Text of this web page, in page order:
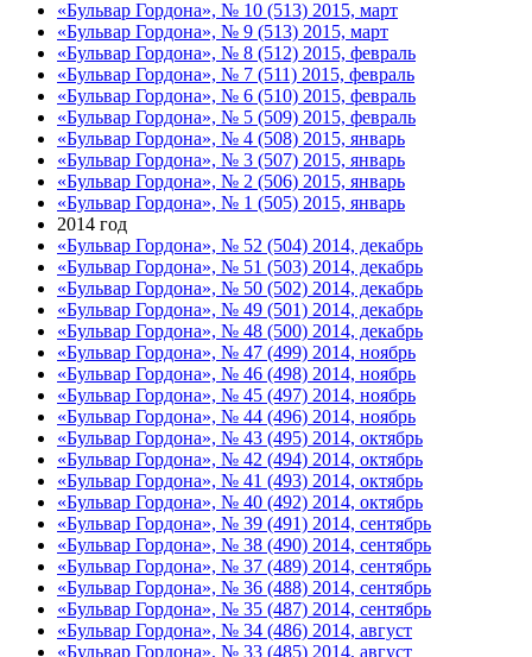
«Бульвар Гордона», № 10 (513) 2015, март
«Бульвар Гордона», № 9 (513) 2015, март
«Бульвар Гордона», № 8 (512) 2015, февраль
«Бульвар Гордона», № 7 (511) 2015, февраль
«Бульвар Гордона», № 6 (510) 2015, февраль
«Бульвар Гордона», № 5 (509) 2015, февраль
«Бульвар Гордона», № 4 (508) 2015, январь
«Бульвар Гордона», № 3 (507) 2015, январь
«Бульвар Гордона», № 2 (506) 2015, январь
«Бульвар Гордона», № 1 (505) 2015, январь
2014 год
«Бульвар Гордона», № 52 (504) 2014, декабрь
«Бульвар Гордона», № 51 (503) 2014, декабрь
«Бульвар Гордона», № 50 (502) 2014, декабрь
«Бульвар Гордона», № 49 (501) 2014, декабрь
«Бульвар Гордона», № 48 (500) 2014, декабрь
«Бульвар Гордона», № 47 (499) 2014, ноябрь
«Бульвар Гордона», № 46 (498) 2014, ноябрь
«Бульвар Гордона», № 45 (497) 2014, ноябрь
«Бульвар Гордона», № 44 (496) 2014, ноябрь
«Бульвар Гордона», № 43 (495) 2014, октябрь
«Бульвар Гордона», № 42 (494) 2014, октябрь
«Бульвар Гордона», № 41 (493) 2014, октябрь
«Бульвар Гордона», № 40 (492) 2014, октябрь
«Бульвар Гордона», № 39 (491) 2014, сентябрь
«Бульвар Гордона», № 38 (490) 2014, сентябрь
«Бульвар Гордона», № 37 (489) 2014, сентябрь
«Бульвар Гордона», № 36 (488) 2014, сентябрь
«Бульвар Гордона», № 35 (487) 2014, сентябрь
«Бульвар Гордона», № 34 (486) 2014, август
«Бульвар Гордона», № 33 (485) 2014, август